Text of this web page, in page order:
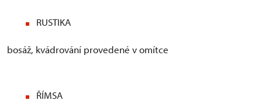
RUSTIKA
bosáž, kvádrování provedené v omítce
ŘÍMSA